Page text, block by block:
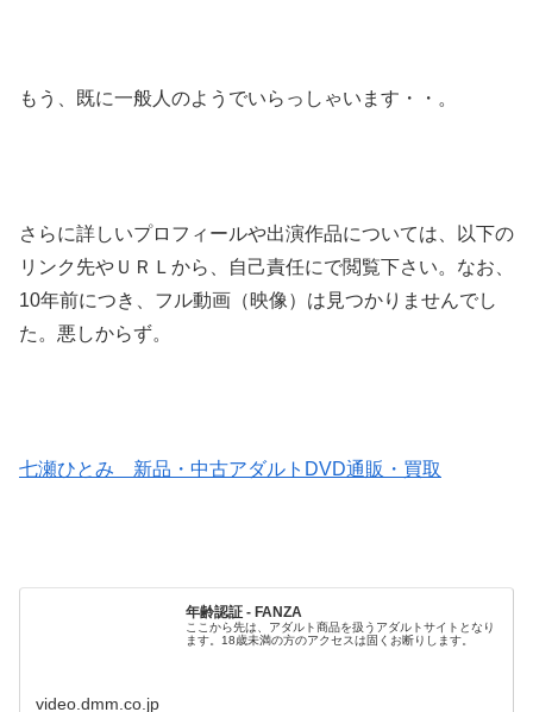
もう、既に一般人のようでいらっしゃいます・・。
さらに詳しいプロフィールや出演作品については、以下の
リンク先やＵＲＬから、自己責任にで閲覧下さい。なお、
10年前につき、フル動画（映像）は見つかりませんでし
た。悪しからず。
七瀬ひとみ 新品・中古アダルトDVD通販・買取
年齢認証 - FANZA
ここから先は、アダルト商品を扱うアダルトサイトとなり
ます。18歳未満の方のアクセスは固くお断りします。
video.dmm.co.jp